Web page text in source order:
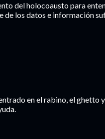
del holocoausto para
de los datos e información
en el rabino, el ghetto